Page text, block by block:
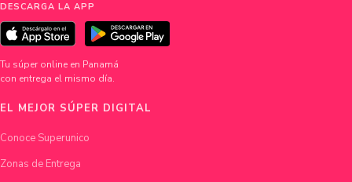
DESCARGA LA APP
Tu súper online en Panamá
con entrega el mismo día.
EL MEJOR SÚPER DIGITAL
Conoce Superunico
Zonas de Entrega